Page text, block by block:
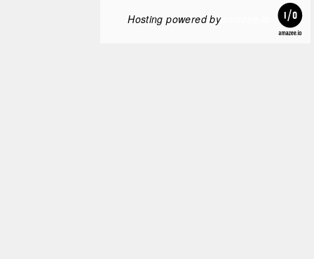
Hosting powered byamazee.io